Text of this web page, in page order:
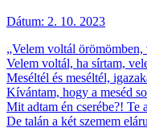
Dátum: 2. 10. 2023
„Velem voltál
Velem voltál, ha sírtam,
Meséltél és meséltél,
Kívántam, hogy a meséd
Mit adtam én cserébe?! Te
De talán a két szemem